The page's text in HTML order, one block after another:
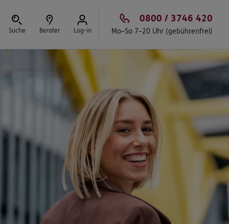
Suche Berater Log-in
0800 / 3746 420
Mo–Sa 7–20 Uhr (gebührenfrei)